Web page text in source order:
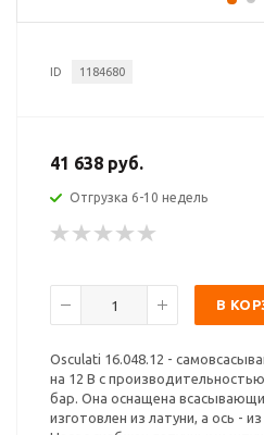
ID 1184680
41 638 руб.
Отгрузка 6-10 недель
В
Osculati 16.048.12 -
на 12 В с
бар. Она оснащена
изготовлен из латуни, а ось -